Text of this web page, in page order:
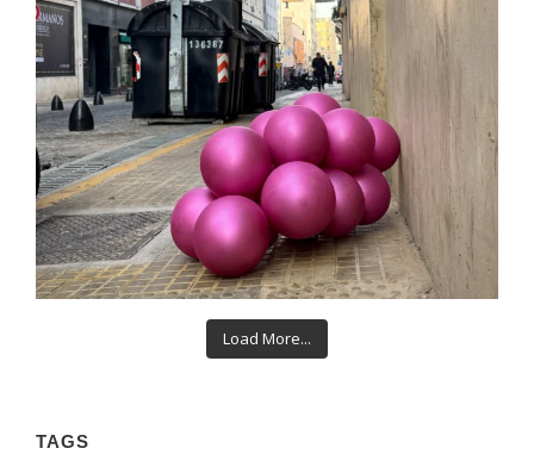
Load More...
TAGS